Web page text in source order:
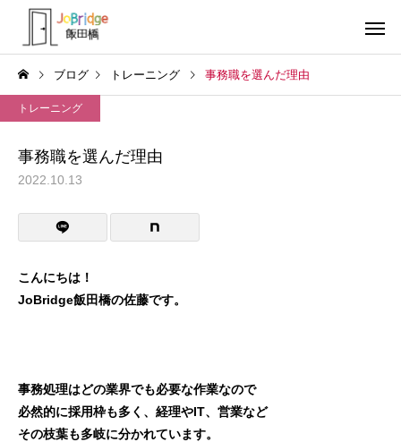
利用者の声
働き続けるための土台
ブログ トレーニング 事務職を選んだ理由
トレーニング
事務職を選んだ理由
2022.10.13
こんにちは！
JoBridge飯田橋の佐藤です。
事務処理はどの業界でも必要な作業なので
必然的に採用枠も多く、経理やIT、営業など
その枝葉も多岐に分かれています。